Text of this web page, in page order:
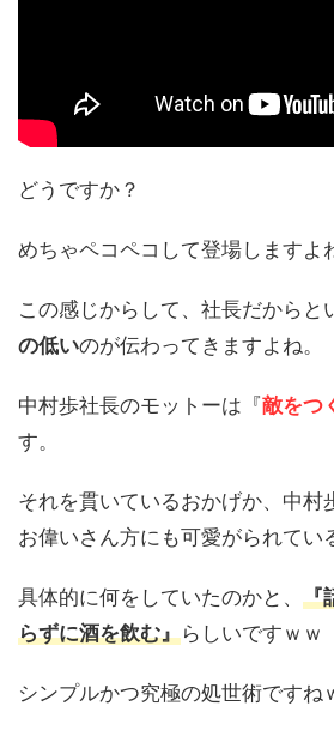
どうですか？
めちゃペコペコして登場しますよ
この感じからして、社長だからと
の低いのが伝わってきますよね。
中村歩社長のモットーは『敵をつ
す。
それを貫いているおかげか、中村
お偉いさん方にも可愛がられてい
具体的に何をしていたのかと、 『
らずに酒を飲む』らしいですｗｗ
シンプルかつ究極の処世術ですね